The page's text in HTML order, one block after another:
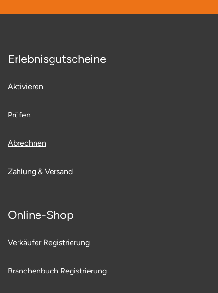
Erlebnisgutscheine
Aktivieren
Prüfen
Abrechnen
Zahlung & Versand
Online-Shop
Verkäufer Registrierung
Branchenbuch Registrierung
Passau
Pforzheim
Pinneberg
Plön
Potsdam
Potsdam-Mittelmark